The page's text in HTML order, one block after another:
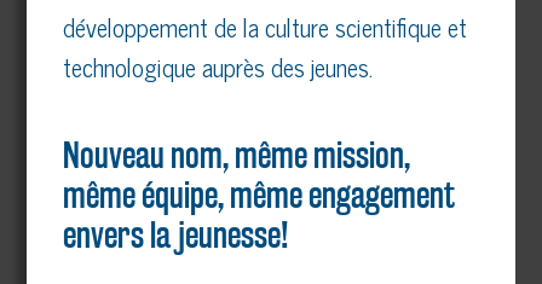
développement de la culture scientifique et
technologique auprès des jeunes.
Nouveau nom, même mission,
même équipe, même engagement
envers la jeunesse!